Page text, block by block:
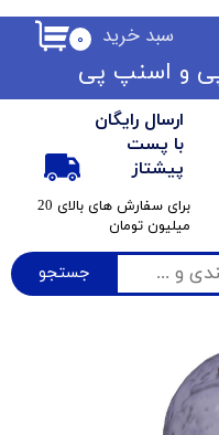
جستجو
ارسال رایگان
با پست
پیشتاز
​برای سفارش های بالای 20
میلیون تومان
۰ سبد خرید
​​​​​​​و اسنپ پی